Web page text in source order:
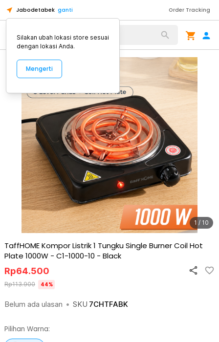
Jabodetabek ganti Order Tracking
Alat Kopi
1 / 10
TaffHOME Kompor Listrik 1 Tungku Single Burner Coil Hot
Plate 1000W - C1-1000-10 - Black
Belum ada ulasan • SKU 7CHTFABK
Rp64.500
Rp113.900 44%
Pilihan Warna:
Silakan ubah lokasi store sesuai
dengan lokasi Anda.
Mengerti